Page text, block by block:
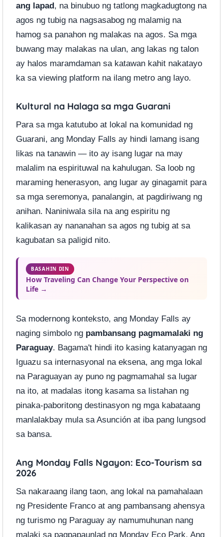
ang lapad, na binubuo ng tatlong magkadugtong na
agos ng tubig na nagsasabog ng malamig na
hamog sa panahon ng malakas na agos. Sa mga
buwang may malakas na ulan, ang lakas ng talon
ay halos maramdaman sa katawan kahit nakatayo
ka sa viewing platform na ilang metro ang layo.
Kultural na Halaga sa mga Guarani
Para sa mga katutubo at lokal na komunidad ng
Guarani, ang Monday Falls ay hindi lamang isang
likas na tanawin — ito ay isang lugar na may
malalim na espirituwal na kahulugan. Sa loob ng
maraming henerasyon, ang lugar ay ginagamit para
sa mga seremonya, panalangin, at pagdiriwang ng
anihan. Naniniwala sila na ang espiritu ng
kalikasan ay nananahan sa agos ng tubig at sa
kagubatan sa paligid nito.
BASAHIN DIN
How Traveling Can Change Your Perspective on
Life →
Sa modernong konteksto, ang Monday Falls ay
naging simbolo ng pambansang pagmamalaki ng
Paraguay. Bagama't hindi ito kasing katanyagan ng
Iguazu sa internasyonal na eksena, ang mga lokal
na Paraguayan ay puno ng pagmamahal sa lugar
na ito, at madalas itong kasama sa listahan ng
pinaka-paboritong destinasyon ng mga kabataang
manlalakbay mula sa Asunción at iba pang lungsod
sa bansa.
Ang Monday Falls Ngayon: Eco-Tourism sa
2026
Sa nakaraang ilang taon, ang lokal na pamahalaan
ng Presidente Franco at ang pambansang ahensya
ng turismo ng Paraguay ay namumuhunan nang
malaki sa pagpapaunlad ng Monday Eco Park. Ang